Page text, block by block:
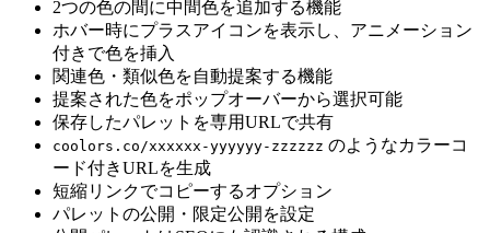
2つの色の間に中間色を追加する機能
ホバー時にプラスアイコンを表示し、アニメーション
付きで色を挿入
関連色・類似色を自動提案する機能
提案された色をポップオーバーから選択可能
保存したパレットを専用URLで共有
coolors.co/xxxxxx-yyyyyy-zzzzzz のようなカラーコ
ード付きURLを生成
短縮リンクでコピーするオプション
パレットの公開・限定公開を設定